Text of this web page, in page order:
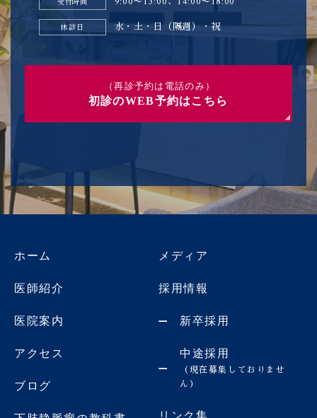
受付時間
休診日 水・土・日（隔週）・祝
（再診予約は電話のみ）
初診のWEB予約はこちら
ホーム
医師紹介
医院案内
アクセス
ブログ
メディア
採用情報
新卒採用
中途採用
（現在募集しておりませ
ん）
リンク集